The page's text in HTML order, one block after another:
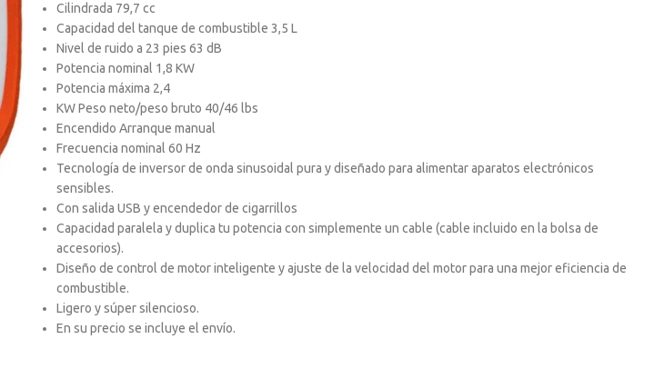
Cilindrada 79,7 cc
Capacidad del tanque de combustible 3,5 L
Nivel de ruido a 23 pies 63 dB
Potencia nominal 1,8 KW
Potencia máxima 2,4
KW Peso neto/peso bruto 40/46 lbs
Encendido Arranque manual
Frecuencia nominal 60 Hz
Tecnología de inversor de onda sinusoidal pura y diseñado para alimentar aparatos electrónicos
sensibles.
Con salida USB y encendedor de cigarrillos
Capacidad paralela y duplica tu potencia con simplemente un cable (cable incluido en la bolsa de
accesorios).
Diseño de control de motor inteligente y ajuste de la velocidad del motor para una mejor eficiencia de
combustible.
Ligero y súper silencioso.
En su precio se incluye el envío.